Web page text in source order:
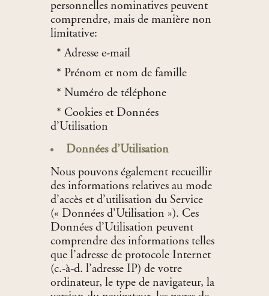
personnelles nominatives peuvent
comprendre, mais de manière non
limitative:
* Adresse e-mail
* Prénom et nom de famille
* Numéro de téléphone
* Cookies et Données
d’Utilisation
Données d’Utilisation
Nous pouvons également recueillir
des informations relatives au mode
d’accès et d’utilisation du Service
(« Données d’Utilisation »). Ces
Données d’Utilisation peuvent
comprendre des informations telles
que l’adresse de protocole Internet
(c.-à-d. l’adresse IP) de votre
ordinateur, le type de navigateur, la